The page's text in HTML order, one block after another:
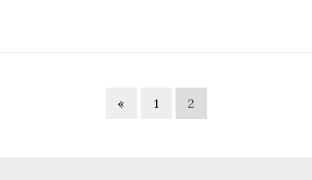
« 1 2